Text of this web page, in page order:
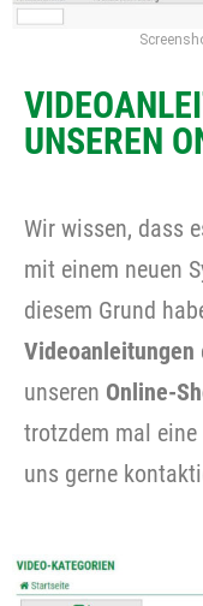
UNSEREN
Wir wissen, dass
mit einem neuen
diesem Grund
Videoanleitungen
unseren Online-
trotzdem mal eine
uns gerne